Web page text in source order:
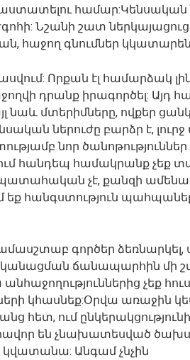
համար:Կենսական
Նշանի շատ
հաջող գնումներ
Որքան էլ համարձակ
դրանք իրագործել: Այդ
նաև մտերիմները, ովքեր
ներուժը բարձր է,
նոր
ում հանդեպ համակրանք չեք
չէ, քանզի
եք հանգստություն
գործեր ձեռնարկել,
ճանապարհին մի
չեք
կհասնեք:Օրվա առաջին
հետ, ում
են չնախատեսված
կվատանա: Անգամ չնչին